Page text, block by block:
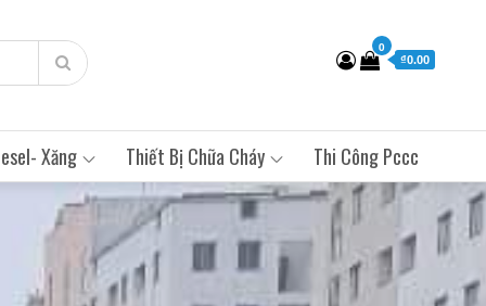
0
₫0.00
Xăng Thiết Bị Chữa Cháy Thi Công Pccc